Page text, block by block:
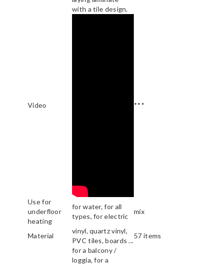
with a tile design.
Video ***
Use for
underfloor
heating
for water, for all
types, for electric
mix
Material
vinyl, quartz vinyl,
PVC tiles, boards ...
57 items
for a balcony /
loggia, for a